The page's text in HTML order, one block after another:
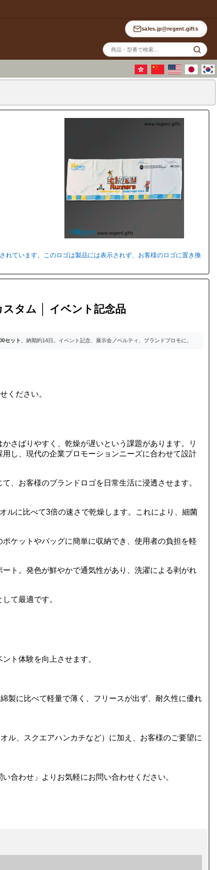
sales.jp@regent.gifts
サ
イ
ト
内
検
ています。このロゴは製品には表示されず、お客様のロゴに置き換
タム │ イベント記念品
セット 。納期約14日。イベント記念、展示会ノベルティ、ブランドプロモに。
ください。
さばりやすく、乾燥が遅いという課題があります。リ
し、現代の企業プロモーションニーズに合わせて設計
、お客様のブランドロゴを日常生活に浸透させます。
ルに比べて3倍の速さで乾燥します。これにより、細菌
ケットやバッグに簡単に収納でき、使用者の負担を軽
ト。発色が鮮やかで通気性があり、洗濯による剥がれ
て最適です。
ト体験を向上させます。
製に比べて軽量で薄く、フリースが出ず、耐久性に優れ
ル、スクエアハンカチなど）に加え、お客様のご要望に
合わせ」よりお気軽にお問い合わせください。